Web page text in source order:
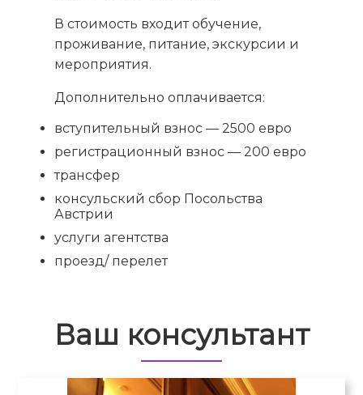
В стоимость входит обучение,
проживание, питание, экскурсии и
мероприятия.
Дополнительно оплачивается:
вступительный взнос — 2500 евро
регистрационный взнос — 200 евро
трансфер
консульский сбор Посольства
Австрии
услуги агентства
проезд/ перелет
Ваш консультант